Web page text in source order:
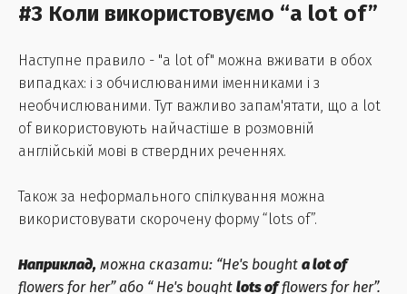
#3 Коли використовуємо “a lot of”
Наступне правило - "a lot of" можна вживати в обох
випадках: і з обчислюваними іменниками і з
необчислюваними. Тут важливо запам'ятати, що a lot
of використовують найчастіше в розмовній
англійській мові в ствердних реченнях.
Також за неформального спілкування можна
використовувати скорочену форму “lots of”.
Наприклад, можна сказати: “He's bought a lot of
flowers for her” або “ He's bought lots offlowers for her”.